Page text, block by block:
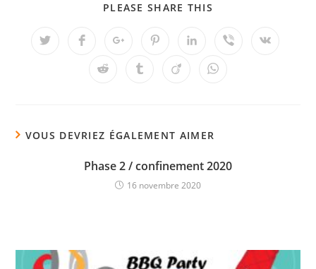
PLEASE SHARE THIS
VOUS DEVRIEZ ÉGALEMENT AIMER
Phase 2 / confinement 2020
16 novembre 2020